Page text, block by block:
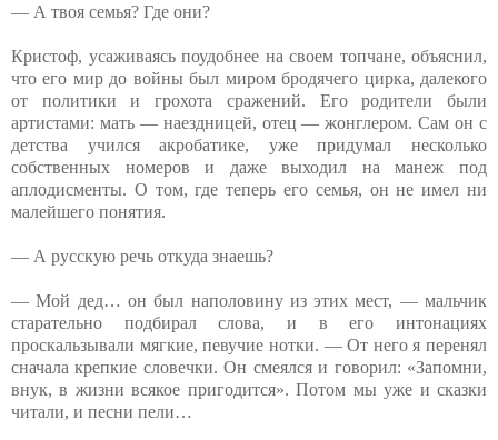
— А твоя семья? Где они?
Кристоф, усаживаясь поудобнее на своем топчане, объяснил,
что его мир до войны был миром бродячего цирка, далекого
от политики и грохота сражений. Его родители были
артистами: мать — наездницей, отец — жонглером. Сам он с
детства учился акробатике, уже придумал несколько
собственных номеров и даже выходил на манеж под
аплодисменты. О том, где теперь его семья, он не имел ни
малейшего понятия.
— А русскую речь откуда знаешь?
— Мой дед… он был наполовину из этих мест, — мальчик
старательно подбирал слова, и в его интонациях
проскальзывали мягкие, певучие нотки. — От него я перенял
сначала крепкие словечки. Он смеялся и говорил: «Запомни,
внук, в жизни всякое пригодится». Потом мы уже и сказки
читали, и песни пели…